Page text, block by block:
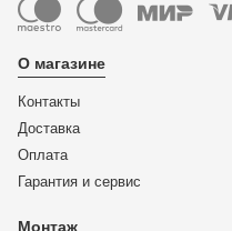
О магазине
Контакты
Доставка
Оплата
Гарантия и сервис
Монтаж